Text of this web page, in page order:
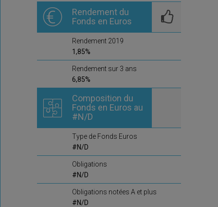
Rendement du
Fonds en Euros
Rendement 2019
1,85%
Rendement sur 3 ans
6,85%
Composition du
Fonds en Euros au
#N/D
Type de Fonds Euros
#N/D
Obligations
#N/D
Obligations notées A et plus
#N/D